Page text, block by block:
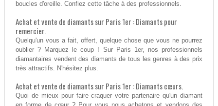
boucles d'oreille. Confiez cette tâche à des professionnels.
Achat et vente de diamants sur Paris 1er : Diamants pour
remercier.
Quelqu'un vous a fait, offert, quelque chose que vous ne pourrez
oublier ? Marquez le coup ! Sur Paris 1er, nos professionnels
diamantaires vendent des diamants de tous les genres à des prix
très attractifs. N'hésitez plus.
Achat et vente de diamants sur Paris 1er : Diamants cœurs.
Quoi de mieux pour faire craquer votre partenaire qu'un diamant